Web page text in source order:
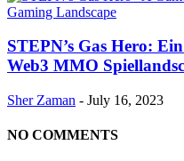
STEPN’s Gas Hero:
Web3 MMO
Sher Zaman - July 16, 2023
NO COMMENTS